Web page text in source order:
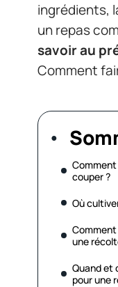
ingrédients,
un repas
savoir au
Comment
couper ?
Où
une
Quand et
pour une